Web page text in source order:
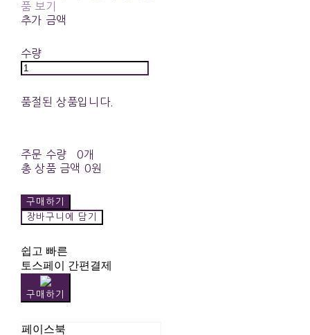
품 보기
추가 금액
수량
품절된 상품입니다.
주문 수량
0개
총 상품 금액 0원
구매하기
장바구니에 담기
쉽고 빠른
토스페이 간편결제
구매하기
페이스북